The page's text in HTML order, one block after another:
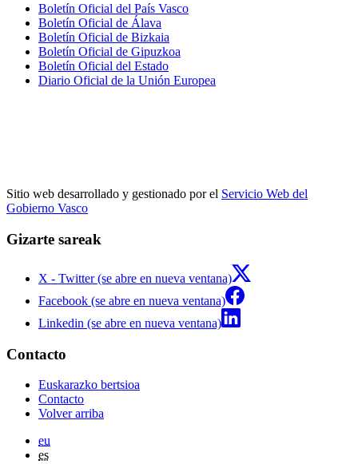
Boletín Oficial del País Vasco
Boletín Oficial de Álava
Boletín Oficial de Bizkaia
Boletín Oficial de Gipuzkoa
Boletín Oficial del Estado
Diario Oficial de la Unión Europea
Sitio web desarrollado y gestionado por el Servicio Web del
Gobierno Vasco
Gizarte sareak
X - Twitter (se abre en nueva ventana)
Facebook (se abre en nueva ventana)
Linkedin (se abre en nueva ventana)
Contacto
Euskarazko bertsioa
Contacto
Volver arriba
eu
es